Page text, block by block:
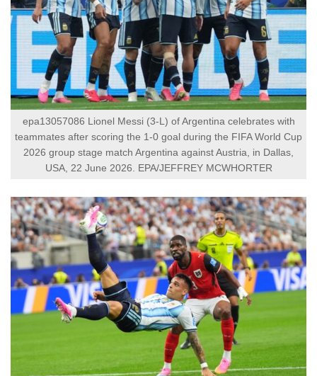
epa13057086 Lionel Messi (3-L) of Argentina celebrates with
teammates after scoring the 1-0 goal during the FIFA World Cup
2026 group stage match Argentina against Austria, in Dallas,
USA, 22 June 2026. EPA/JEFFREY MCWHORTER